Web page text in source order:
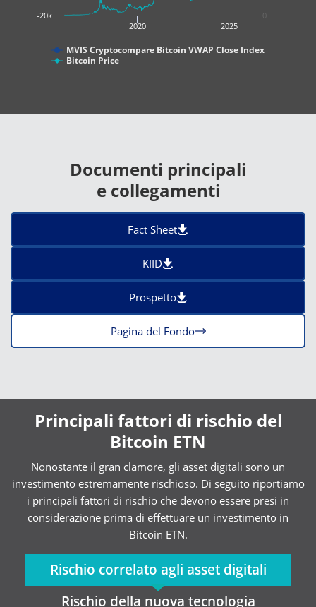
2020 2025
-20k 0
MVIS Cryptocompare Bitcoin VWAP Close Index
Bitcoin Price
Documenti principali
e collegamenti
Fact Sheet
KIID
Prospetto
Pagina del Fondo
Principali fattori di rischio del
Bitcoin ETN
Nonostante il gran clamore, gli asset digitali sono un
investimento estremamente rischioso. Di seguito riportiamo
i principali fattori di rischio che devono essere presi in
considerazione prima di effettuare un investimento in
Bitcoin ETN.
Rischio correlato agli asset digitali
Rischio della nuova tecnologia